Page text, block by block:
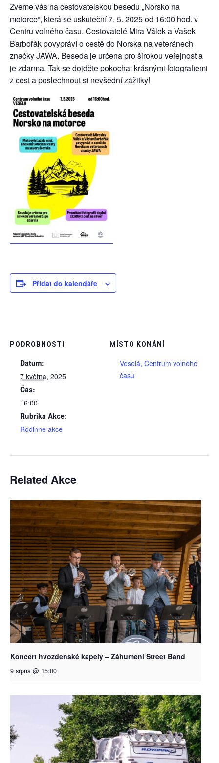
Zveme vás na cestovatelskou besedu „Norsko na
motorce“, která se uskuteční 7. 5. 2025 od 16:00 hod. v
Centru volného času. Cestovatelé Mira Válek a Vašek
Barbořák povypráví o cestě do Norska na veteránech
značky JAWA. Beseda je určena pro širokou veřejnost a
je zdarma. Tak se dojděte pokochat krásnými fotografiemi
z cest a poslechnout si nevšední zážitky!
Přidat do kalendáře
PODROBNOSTI
Datum:
7 května, 2025
Čas:
16:00
Rubrika Akce:
Rodinné akce
MÍSTO KONÁNÍ
Veselá, Centrum volného
času
Related Akce
Koncert hvozdenské kapely – Záhumení Street Band
9 srpna @ 15:00